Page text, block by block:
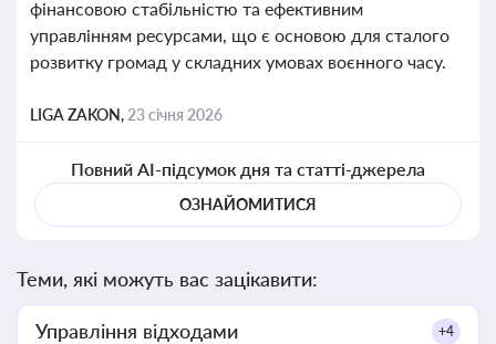
фінансовою стабільністю та ефективним
управлінням ресурсами, що є основою для сталого
розвитку громад у складних умовах воєнного часу.
LIGA ZAKON, 23 січня 2026
Повний AI-підсумок дня та статті-джерела
ОЗНАЙОМИТИСЯ
Теми, які можуть вас зацікавити:
Управління відходами +4